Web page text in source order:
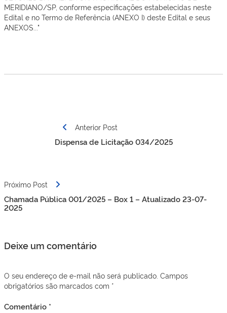
MERIDIANO/SP, conforme especificações estabelecidas neste
Edital e no Termo de Referência (ANEXO I) deste Edital e seus
ANEXOS..."
Navegação
Anterior Post
Dispensa de Licitação 034/2025
Próximo Post
Chamada Pública 001/2025 – Box 1 – Atualizado 23-07-
2025
Deixe um comentário
O seu endereço de e-mail não será publicado. Campos
obrigatórios são marcados com *
Comentário *